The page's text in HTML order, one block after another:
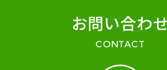
お問い合わ
CONTACT